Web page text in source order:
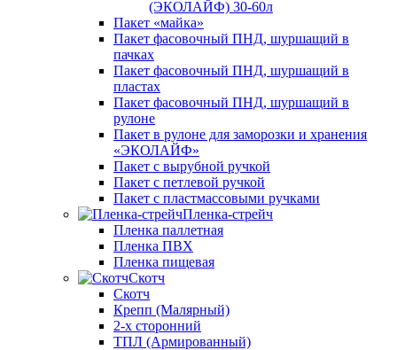
(ЭКОЛАЙФ) 30-60л
Пакет «майка»
Пакет фасовочный ПНД, шуршащий в
пачках
Пакет фасовочный ПНД, шуршащий в
пластах
Пакет фасовочный ПНД, шуршащий в
рулоне
Пакет в рулоне для заморозки и хранения
«ЭКОЛАЙФ»
Пакет с вырубной ручкой
Пакет с петлевой ручкой
Пакет с пластмассовыми ручками
Пленка-стрейч
Пленка паллетная
Пленка ПВХ
Пленка пищевая
Скотч
Скотч
Крепп (Малярный)
2-х сторонний
ТПЛ (Армированный)